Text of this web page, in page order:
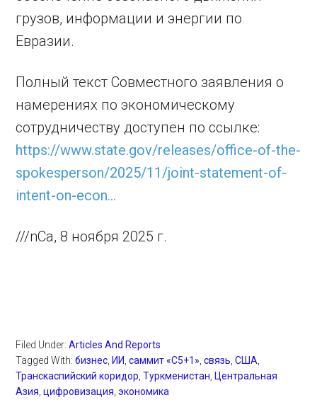
грузов, информации и энергии по
Евразии.
Полный текст Совместного заявления о
намерениях по экономическому
сотрудничеству доступен по ссылке:
https://www.state.gov/releases/office-of-the-
spokesperson/2025/11/joint-statement-of-
intent-on-econ…
///nCa, 8 ноября 2025 г.
Filed Under:Articles And Reports
Tagged With:бизнес ИИ ,саммит «С5+1» ,связь ,США
Транскаспийский коридор ,Туркменистан Центральная
Азия ,цифровизация ,экономика